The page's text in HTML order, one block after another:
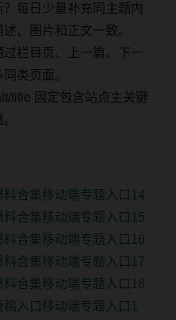
每日少量补充同主题内
、图片和正文一致。
栏目页、上一篇、下一
类页面。
title 固定包含站点主关键
合集移动端专题入口14
合集移动端专题入口15
合集移动端专题入口16
合集移动端专题入口17
合集移动端专题入口18
入口移动端专题入口1